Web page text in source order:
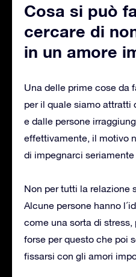
Cosa si può
cercare di
in un amore
Una delle prime cose da
per il quale siamo
e dalle persone
effettivamente, il motivo
di impegnarci
Non per tutti la relazione
Alcune persone hanno
come una sorta di
forse per questo che poi
fissarsi con gli amori